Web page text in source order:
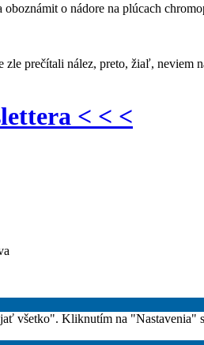
o nádore na plúcach
prečítali nález, preto, žiaľ, neviem
< < <
všetko". Kliknutím na